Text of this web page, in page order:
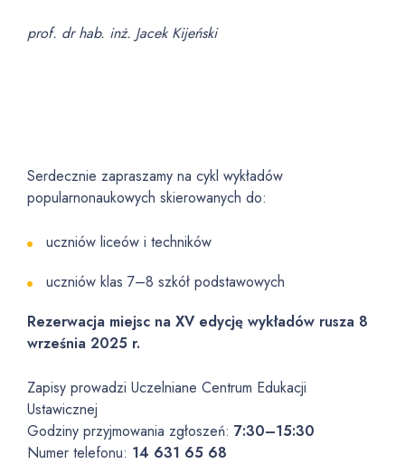
prof. dr hab. inż. Jacek Kijeński
Serdecznie zapraszamy na cykl wykładów
popularnonaukowych skierowanych do:
uczniów liceów i techników
uczniów klas 7–8 szkół podstawowych
Rezerwacja miejsc na XV edycję wykładów rusza 8
września 2025 r.
Zapisy prowadzi Uczelniane Centrum Edukacji
Ustawicznej
Godziny przyjmowania zgłoszeń: 7:30–15:30
Numer telefonu: 14 631 65 68